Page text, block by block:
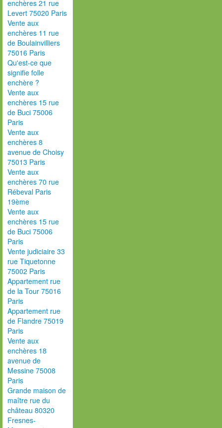
enchères 21 rue
Levert 75020 Paris
Vente aux
enchères 11 rue
de Boulainvilliers
75016 Paris
Qu'est-ce que
signifie folle
enchère ?
Vente aux
enchères 15 rue
de Buci 75006
Paris
Vente aux
enchères 8
avenue de Choisy
75013 Paris
Vente aux
enchères 70 rue
Rébeval Paris
19ème
Vente aux
enchères 15 rue
de Buci 75006
Paris
Vente judiciaire 33
rue Tiquetonne
75002 Paris
Appartement rue
de la Tour 75016
Paris
Appartement rue
de Flandre 75019
Paris
Vente aux
enchères 18
avenue de
Messine 75008
Paris
Grande maison de
maître rue du
château 80320
Fresnes-